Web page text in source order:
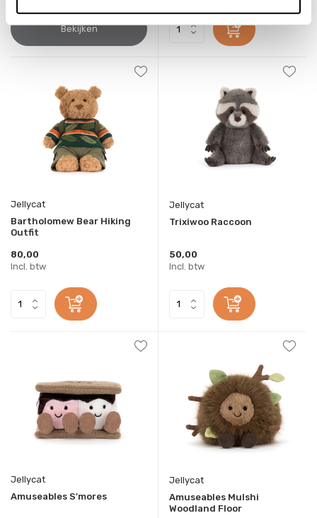
Bekijken
Jellycat
Bartholomew Bear Hiking
Outfit
80,00
Incl. btw
Jellycat
Trixiwoo Raccoon
50,00
Incl. btw
Jellycat
Amuseables S'mores
Jellycat
Amuseables Mulshi
Woodland Floor